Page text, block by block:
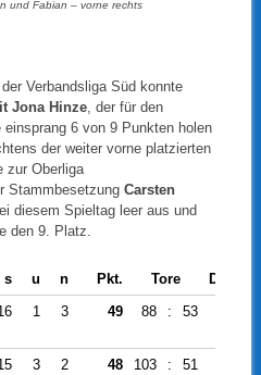
und Fabian – vorne rechts
Verbandsliga Süd konnte
Jona Hinze, der für den
6 von 9 Punkten holen
der weiter vorne platzierten
zur Oberliga
Stammbesetzung Carsten
diesem Spieltag leer aus und
den 9. Platz.
s u n Pkt. Tore
Diff.
1 3 49 88 : 53
3 2 48 103 : 51